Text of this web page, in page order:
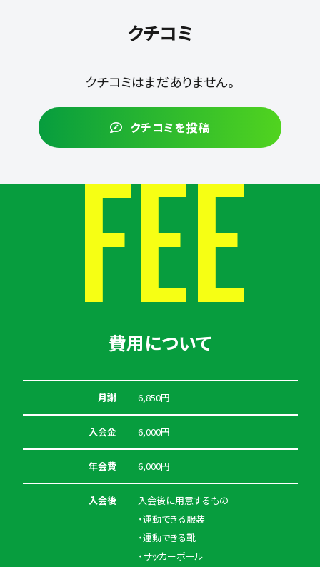
クチコミ
クチコミはまだありません。
クチコミを投稿
FEE
費用について
月謝 6,850円
入会金 6,000円
年会費 6,000円
入会後
入会後に用意するもの
・運動できる服装
・運動できる靴
・サッカーボール